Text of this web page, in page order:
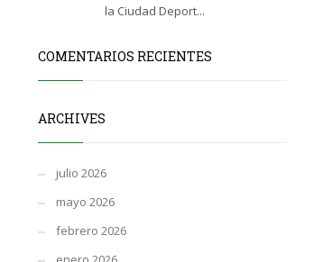
la Ciudad Deport...
COMENTARIOS RECIENTES
ARCHIVES
julio 2026
mayo 2026
febrero 2026